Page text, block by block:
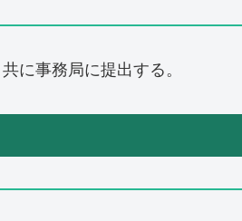
に事務局に提出する。